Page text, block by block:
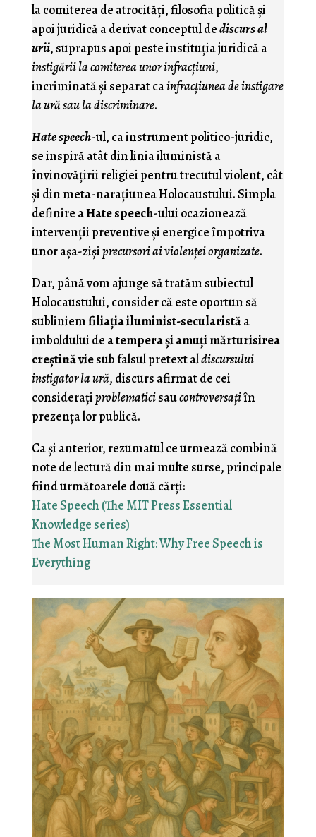
la comiterea de atrocităţi, filosofia politică şi
apoi juridică a derivat conceptul dediscurs al
urii, suprapus apoi peste instituţia juridică a
instigării la comiterea unor infracţiuni,
incriminată şi separat cainfracţiunea de instigare
la ură sau la discriminare.
Hate speech-ul, ca instrument politico-juridic,
se inspiră atât din linia iluministă a
învinovăţirii religiei pentru trecutul violent, cât
şi din meta-naraţiunea Holocaustului. Simpla
definire aHate speech-ului ocazionează
intervenţii preventive şi energice împotriva
unor aşa-zişiprecursori ai violenţei organizate.
Dar, până vom ajunge să tratăm subiectul
Holocaustului, consider că este oportun să
subliniemfiliaţia iluminist-secularistăa
imboldului de a tempera şi amuţi mărturisirea
creştină viesub falsul pretext aldiscursului
instigator la ură, discurs afirmat de cei
consideraţiproblematicisaucontroversaţiîn
prezenţa lor publică.
Ca şi anterior, rezumatul ce urmează combină
note de lectură din mai multe surse, principale
fiind următoarele două cărţi:
Hate Speech (The MIT Press Essential
Knowledge series)
The Most Human Right: Why Free Speech is
Everything